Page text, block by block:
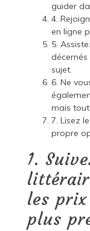
guider
4.
en ligne
5.
sujet.
6. Ne
mais
7. Lisez
propre
1.
les
plus